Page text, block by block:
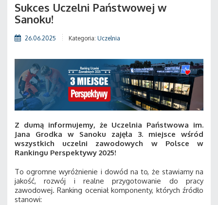
Sukces Uczelni Państwowej w
Sanoku!
26.06.2025 Kategoria: Uczelnia
Z dumą informujemy, że Uczelnia Państwowa im.
Jana Grodka w Sanoku zajęła 3. miejsce wśród
wszystkich uczelni zawodowych w Polsce w
Rankingu Perspektywy 2025!
To ogromne wyróżnienie i dowód na to, że stawiamy na
jakość, rozwój i realne przygotowanie do pracy
zawodowej. Ranking oceniał komponenty, których źródło
stanowi: